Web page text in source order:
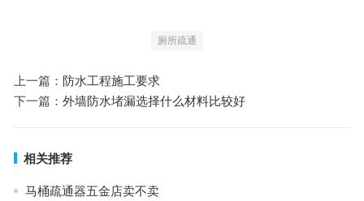
厕所疏通
上一篇： 防水工程施工要求
下一篇： 外墙防水堵漏选择什么材料比较好
相关推荐
马桶疏通器五金店卖不卖